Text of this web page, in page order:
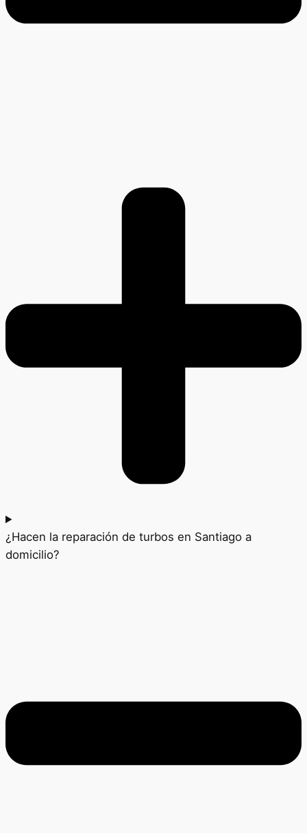
¿Hacen la reparación de turbos en Santiago a
domicilio?